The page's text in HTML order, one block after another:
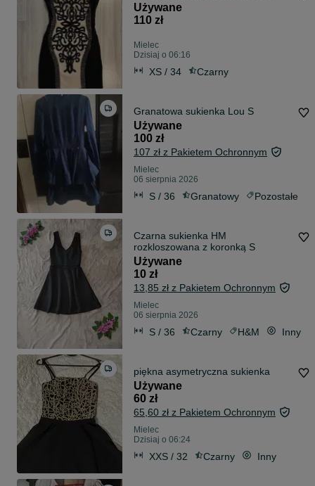
Używane
110 zł
Mielec
Dzisiaj o 06:16
XS / 34 Czarny
Granatowa sukienka Lou S
Używane
100 zł
107 zł z Pakietem Ochronnym
Mielec
06 sierpnia 2026
S / 36 Granatowy Pozostałe
Czarna sukienka HM
rozkloszowana z koronką S
Używane
10 zł
13,85 zł z Pakietem Ochronnym
Mielec
06 sierpnia 2026
S / 36 Czarny H&M Inny
piękna asymetryczna sukienka
Używane
60 zł
65,60 zł z Pakietem Ochronnym
Mielec
Dzisiaj o 06:24
XXS / 32 Czarny Inny